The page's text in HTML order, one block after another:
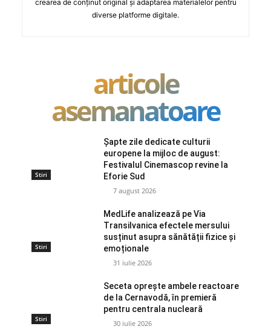
crearea de conținut original și adaptarea materialelor pentru
diverse platforme digitale.
articole
asemanatoare
Stiri
Șapte zile dedicate culturii
europene la mijloc de august:
Festivalul Cinemascop revine la
Eforie Sud
7 august 2026
Stiri
MedLife analizează pe Via
Transilvanica efectele mersului
susținut asupra sănătății fizice și
emoționale
31 iulie 2026
Stiri
Seceta oprește ambele reactoare
de la Cernavodă, în premieră
pentru centrala nucleară
30 iulie 2026